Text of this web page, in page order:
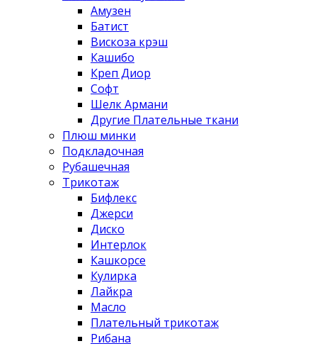
Амузен
Батист
Вискоза крэш
Кашибо
Креп Диор
Софт
Шелк Армани
Другие Плательные ткани
Плюш минки
Подкладочная
Рубашечная
Трикотаж
Бифлекс
Джерси
Диско
Интерлок
Кашкорсе
Кулирка
Лайкра
Масло
Плательный трикотаж
Рибана